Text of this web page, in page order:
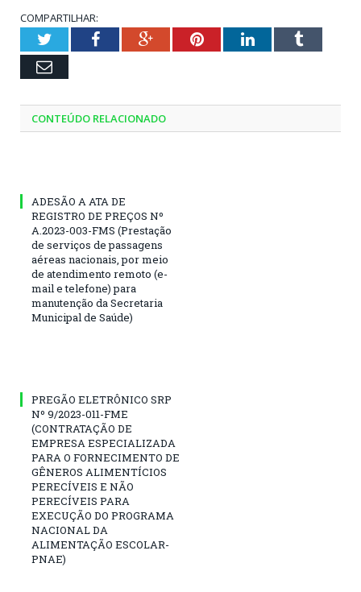
COMPARTILHAR:
TwitterFacebookGoogle+PinterestLinkedInTumblr
Email
CONTEÚDO RELACIONADO
ADESÃO A ATA DE
REGISTRO DE PREÇOS Nº
A.2023-003-FMS (Prestação
de serviços de passagens
aéreas nacionais, por meio
de atendimento remoto (e-
mail e telefone) para
manutenção da Secretaria
Municipal de Saúde)
PREGÃO ELETRÔNICO SRP
Nº 9/2023-011-FME
(CONTRATAÇÃO DE
EMPRESA ESPECIALIZADA
PARA O FORNECIMENTO DE
GÊNEROS ALIMENTÍCIOS
PERECÍVEIS E NÃO
PERECÍVEIS PARA
EXECUÇÃO DO PROGRAMA
NACIONAL DA
ALIMENTAÇÃO ESCOLAR-
PNAE)